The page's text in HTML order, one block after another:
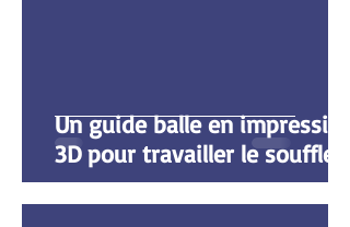
Un guide balle en impression
3D pour travailler le souffle